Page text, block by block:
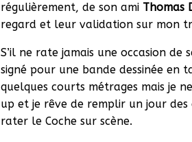
régulièrement, de son ami Thomas
regard et leur validation sur mon
S’il ne rate jamais une occasion
signé pour une bande dessinée en
quelques courts métrages mais je
up et je rêve de remplir un jour
rater le Coche sur scène.